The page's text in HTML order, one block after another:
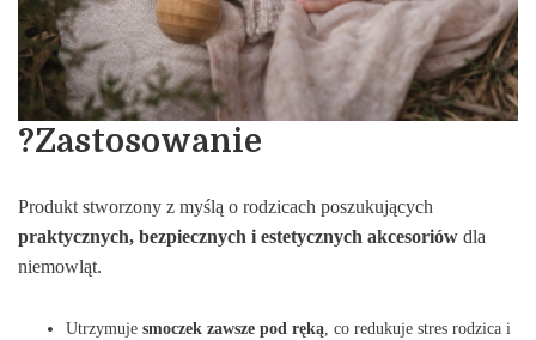
?Zastosowanie
Produkt stworzony z myślą o rodzicach poszukujących
praktycznych, bezpiecznych i estetycznych akcesoriów dla
niemowląt.
Utrzymuje smoczek zawsze pod ręką, co redukuje stres rodzica i